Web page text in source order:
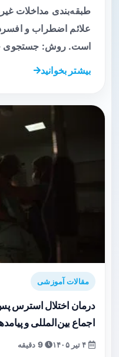
طبقه‌بندی مداخلات
است. روش: جستجوی
بیشتر بخوانید
مقالات آموزشی
اجماع بین‌المللی و
9 دقیقه